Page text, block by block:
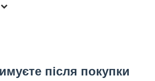
після покупки